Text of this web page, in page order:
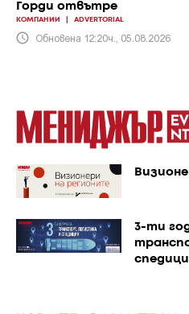
Горди отвътре
КОМПАНИИ ADVERTORIAL
Обновена 12:20ч., 05.08.2026
3-ти